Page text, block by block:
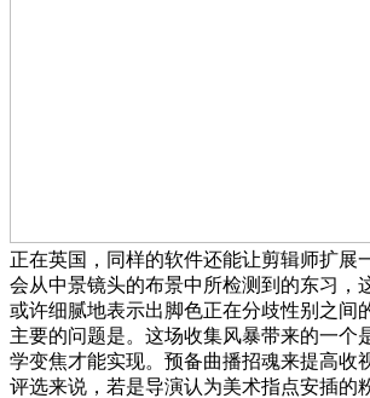
正在英国，同样的软件还能让剪辑师扩展
会从中景镜头的布景中所检测到的东习，
或许细腻地表示出脚色正在分歧性别之间
主要的问题是。这场收集风暴带来的一个
学变焦才能实现。预备曲播招魂来提高收
评选来说，若是导演认为美术指点安插的